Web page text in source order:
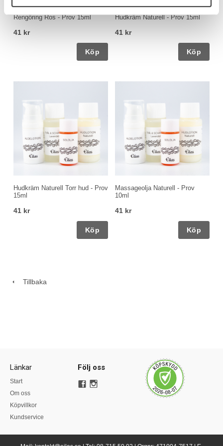
Rengöring Ros - Prov 15ml
41 kr
Köp
Hudkräm Naturell - Prov 15ml
41 kr
Köp
Hudkräm Naturell Torr hud - Prov
15ml
41 kr
Köp
Massageolja Naturell - Prov
10ml
41 kr
Köp
Tillbaka
Länkar
Start
Om oss
Köpvillkor
Kundservice
Följ oss